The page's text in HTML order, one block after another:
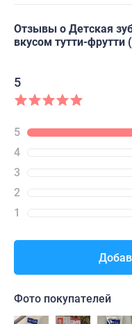
Отзывы о Детская
вкусом тутти-фрутти
5
5
4
3
2
1
Фото покупателей